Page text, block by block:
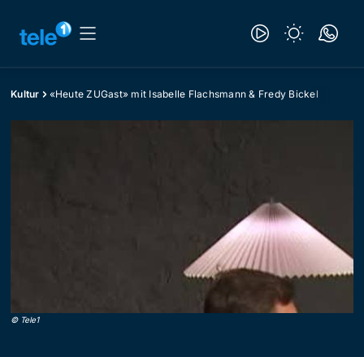
Kultur «Heute ZUGast» mit Isabelle Flachsmann & Fredy Bickel
© Tele1